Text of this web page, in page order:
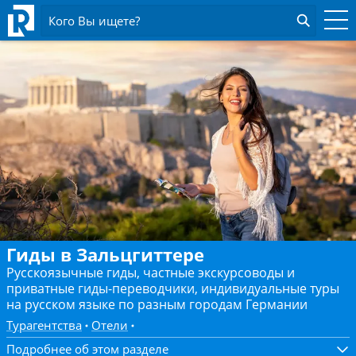
Кого Вы ищете?
Гиды в Зальцгиттере
Русскоязычные гиды, частные экскурсоводы и
приватные гиды-переводчики, индивидуальные туры
на русском языке по разным городам Германии
Турагентства
Отели
Подробнее об этом разделе